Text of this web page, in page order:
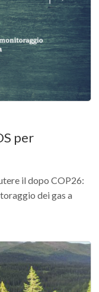
per
il dopo COP26:
dei gas a